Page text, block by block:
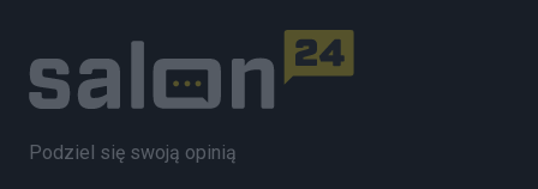
Podziel się swoją opinią